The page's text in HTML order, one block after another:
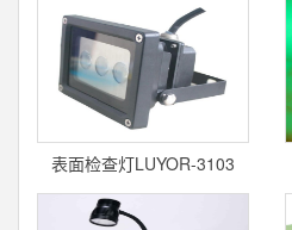
表面检查灯LUYOR-3103